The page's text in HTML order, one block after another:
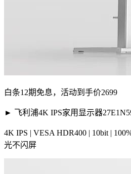
白条12期免息，活动到手价2699
► 飞利浦4K IPS家用显示器
4K IPS | VESA HDR400 | 10bit |
光不闪屏